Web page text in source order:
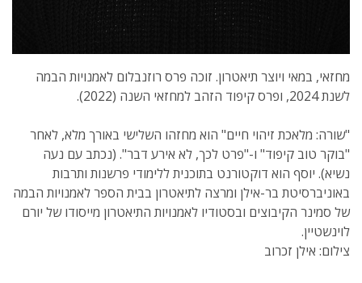
מחזאי, במאי ויוצר תיאטרון. זוכה פרס רוזנבלום לאמנויות הבמה
לשנת 2024, ופרס קיפוד הזהב למחזאי השנה (2022).
"שורה: מלאכת זיהוי חיים" הוא מחזהו השלישי באורך מלא, לאחר
"בוקר טוב קיפוד" ו-"פרט לכך, לא אירע דבר". (נכתב עם נעה
נשיא). יוסף הוא דוקטורנט בתוכנית ללימודי פרשנות ותרבות
באוניברסיטת בר-אילן ומרצה לתיאטרון בבית הספר לאמנויות הבמה
של סמינר הקיבוצים ובסטודיו לאמנויות התיאטרון מייסודו של יורם
לוינשטיין.
צילום: אילן זכרוב